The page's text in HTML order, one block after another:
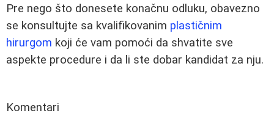
Pre nego što donesete konačnu odluku, obavezno
se konsultujte sa kvalifikovanim plastičnim
hirurgom koji će vam pomoći da shvatite sve
aspekte procedure i da li ste dobar kandidat za nju.
Komentari